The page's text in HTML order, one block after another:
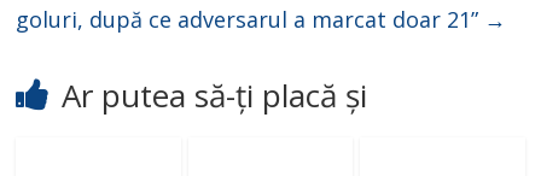
goluri, după ce adversarul a marcat doar 21” →
Ar putea să-ți placă și